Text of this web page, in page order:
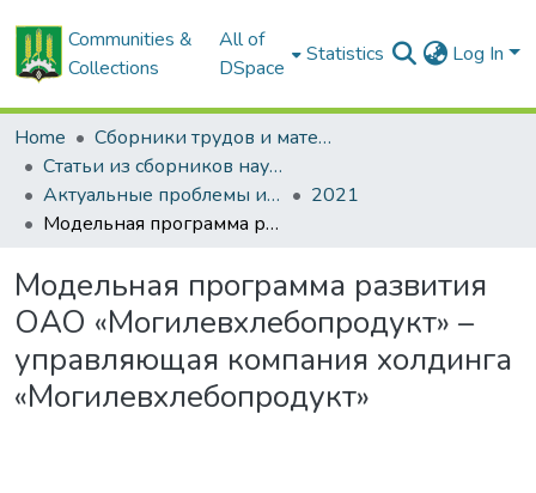
Communities &
Collections
All of
DSpace
Statistics Log In
Home
Сборники трудов и материалов конференций
Статьи из сборников научных трудов
Актуальные проблемы инновационного развития агропромышленного комплекса Беларуси
2021
Модельная программа развития ОАО «Могилевхлебопродукт» – управляющая компания холдинга «Могилевхлебопродукт»
Модельная программа развития
ОАО «Могилевхлебопродукт» –
управляющая компания холдинга
«Могилевхлебопродукт»